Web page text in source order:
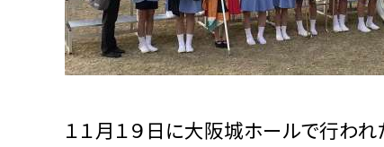
１１月１９日に大阪城ホールで行わ